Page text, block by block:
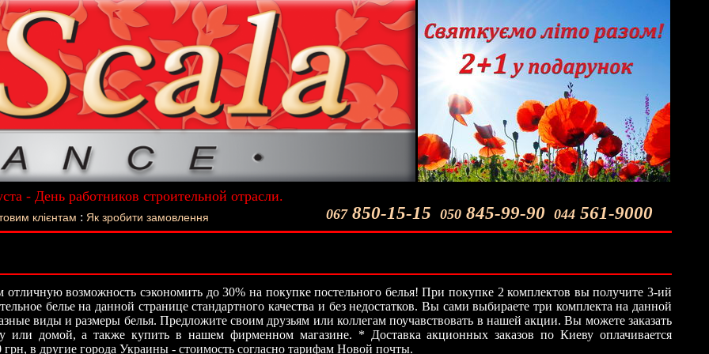
- День работников строительной отрасли.
подарок - Постельное белье La Scala!
067850-15-15 050 845-99-90 044 561-9000
клієнтам : Як зробити замовлення
возможность сэкономить до 30% на покупке постельного белья! При покупке 2 комплектов вы получите 3-ий
белье на данной странице стандартного качества и без недостатков. Вы сами выбираете три комплекта на данной
виды и размеры белья. Предложите своим друзьям или коллегам поучавствовать в нашей акции. Вы можете заказать
или домой, а также купить в нашем фирменном магазине. * Доставка акционных заказов по Киеву оплачивается
грн, в другие города Украины - стоимость согласно тарифам Новой почты.